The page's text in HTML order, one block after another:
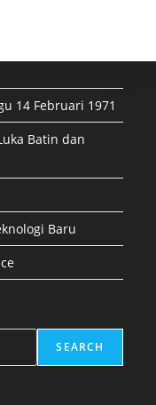
14 Februari 1971
Batin dan
Baru
SEARCH